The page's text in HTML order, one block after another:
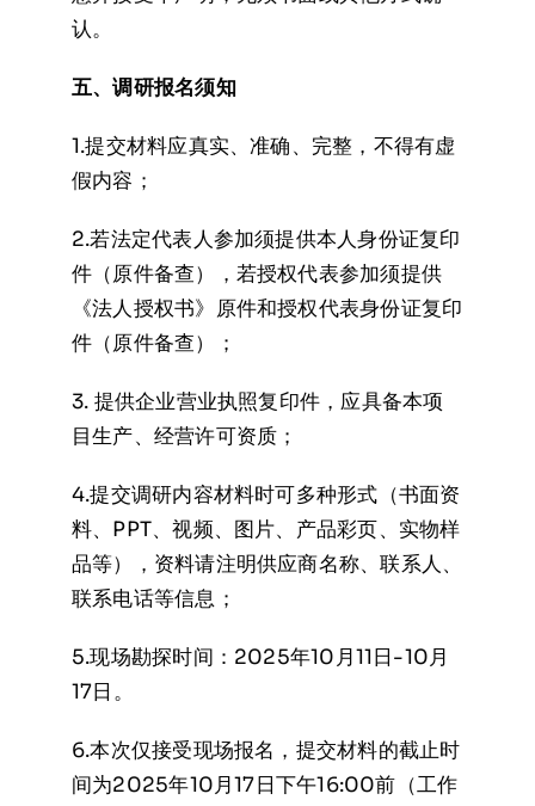
认。
五、调研报名须知
1.提交材料应真实、准确、完整，不得有虚
假内容；
2.若法定代表人参加须提供本人身份证复印
件（原件备查），若授权代表参加须提供
《法人授权书》原件和授权代表身份证复印
件（原件备查）；
3. 提供企业营业执照复印件，应具备本项
目生产、经营许可资质；
4.提交调研内容材料时可多种形式（书面资
料、PPT、视频、图片、产品彩页、实物样
品等），资料请注明供应商名称、联系人、
联系电话等信息；
5.现场勘探时间：2025年10月11日-10月
17日。
6.本次仅接受现场报名，提交材料的截止时
间为2025年10月17日下午16:00前（工作